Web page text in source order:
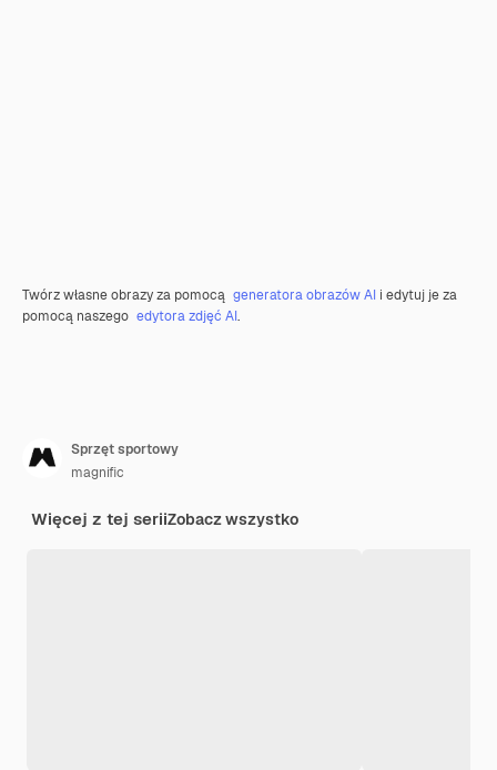
Twórz własne obrazy za pomocą generatora obrazów AI i edytuj je za
pomocą naszego edytora zdjęć AI.
Sprzęt sportowy
magnific
Więcej z tej seriiZobacz wszystko